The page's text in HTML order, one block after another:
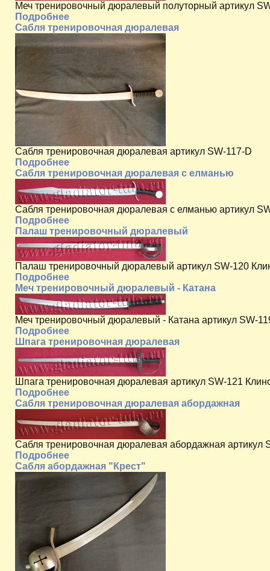
Меч тренировочный дюралевый полуторный артикул
Подробнее
Сабля тренировочная дюралевая
Сабля тренировочная дюралевая артикул SW-117-D
Подробнее
Сабля тренировочная дюралевая с елманью
Сабля тренировочная дюралевая с елманью артикул
Подробнее
Палаш тренировочный дюралевый
Палаш тренировочный дюралевый артикул SW-120
Подробнее
Меч тренировочный дюралевый - Катана
Меч тренировочный дюралевый - Катана артикул SW-
Подробнее
Шпага тренировочная дюралевая
Шпага тренировочная дюралевая артикул SW-121
Подробнее
Сабля тренировочная дюралевая абордажная
Сабля тренировочная дюралевая абордажная артикул
Подробнее
Сабля абордажная "Крест"